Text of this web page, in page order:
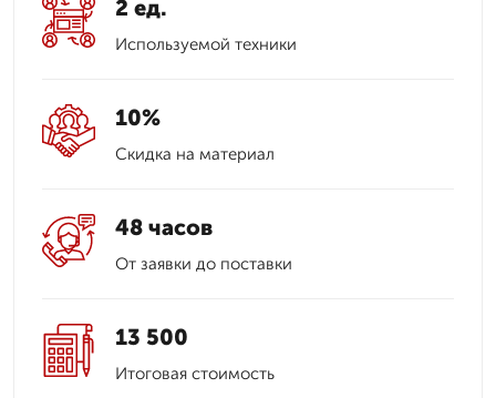
2 ед.
Используемой техники
10%
Скидка на материал
48 часов
От заявки до поставки
13 500
Итоговая стоимость